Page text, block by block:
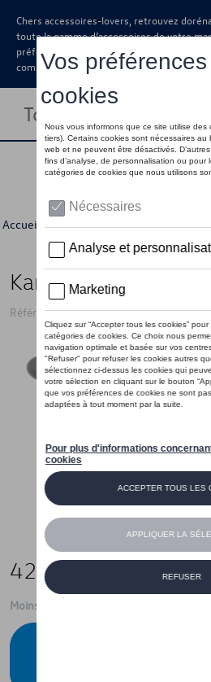
Chers accessoires-lovers, retrouvez
toute la gamme d’accessoires de votre
préférée sous forme de catalogue à
commander auprès de votre
Toggle navigation
Accueil >Catalogue Volkswagen >
Kampa Collapsible
Référence: KMP9120000759
42,50 €
Moins de 5 pcs disponibles.